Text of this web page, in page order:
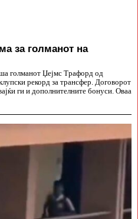
за голманот на
голманот Џејмс Трафорд од
рекорд за трансфер. Договорот
ги и дополнителните бонуси. Оваа